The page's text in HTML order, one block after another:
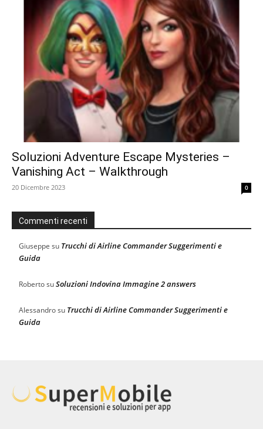
Soluzioni Adventure Escape Mysteries –
Vanishing Act – Walkthrough
20 Dicembre 2023 0
Commenti recenti
Giuseppe su Trucchi di Airline Commander Suggerimenti e
Guida
RobertosuSoluzioni Indovina Immagine 2 answers
Alessandrosu Trucchi di Airline Commander Suggerimenti e
Guida